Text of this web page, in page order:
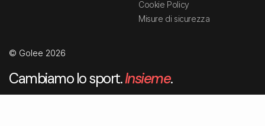
Cookie Policy
Misure di sicurezza
© Golee 2026
Cambiamo lo sport.Insieme.